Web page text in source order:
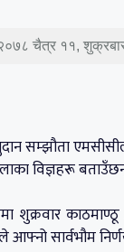
चैत्र ११,
सम्झौता
विज्ञहरू
शुक्रवार
सार्वभौम